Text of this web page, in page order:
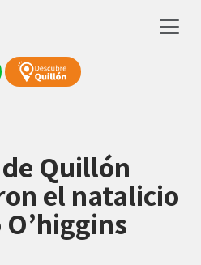
Quillón
el natalicio